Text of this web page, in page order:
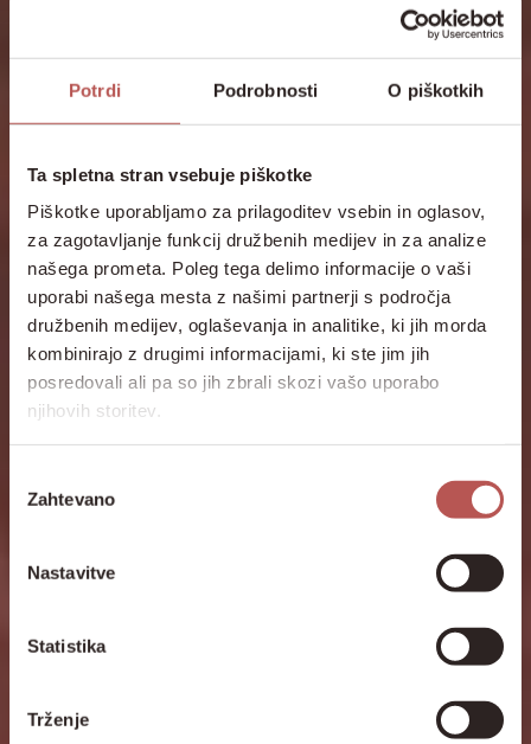
Potrdi Podrobnosti O piškotkih
Ta spletna stran vsebuje piškotke
Piškotke uporabljamo za prilagoditev vsebin in oglasov,
za zagotavljanje funkcij družbenih medijev in za analize
našega prometa. Poleg tega delimo informacije o vaši
uporabi našega mesta z našimi partnerji s področja
družbenih medijev, oglaševanja in analitike, ki jih morda
kombinirajo z drugimi informacijami, ki ste jim jih
posredovali ali pa so jih zbrali skozi vašo uporabo
njihovih storitev.
soglasja
Zahtevano
Nastavitve
Statistika
Trženje